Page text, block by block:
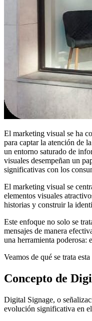
El marketing visual se ha
para captar la atención de
un entorno saturado de
visuales desempeñan un
significativas con los
El marketing visual se
elementos visuales
historias y construir la
Este enfoque no solo se
mensajes de manera
una herramienta poderosa:
Veamos de qué se trata
Concepto de
Digital Signage, o
evolución significativa en